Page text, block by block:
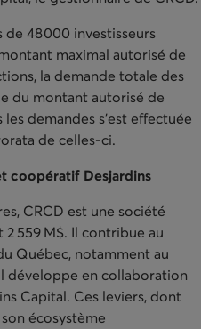
de 48 000 investisseurs
maximal autorisé de
la demande totale des
du montant autorisé de
demandes s’est effectuée
de celles-ci.
coopératif Desjardins
CRCD est une société
559 M$. Il contribue au
Québec, notamment au
développe en collaboration
Capital. Ces leviers, dont
écosystème